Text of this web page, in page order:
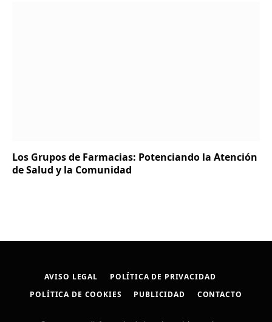
Los Grupos de Farmacias: Potenciando la Atención
de Salud y la Comunidad
AVISO LEGAL
POLÍTICA DE PRIVACIDAD
POLÍTICA DE COOKIES
PUBLICIDAD CONTACTO